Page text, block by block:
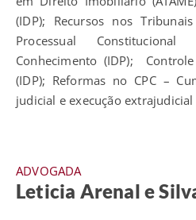
(IDP); Recursos nos
Processual
Conhecimento (IDP);
(IDP); Reformas no CPC –
judicial e execução extrajudicial
ADVOGADA
Leticia Arenal e